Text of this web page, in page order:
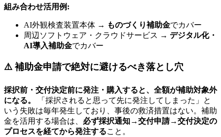
組み合わせ活用例:
AI外観検査装置本体 → ものづくり補助金でカバー
周辺ソフトウェア・クラウドサービス → デジタル化・
AI導入補助金でカバー
⚠️ 補助金申請で絶対に避けるべき落とし穴
採択前・交付決定前に発注・購入すると、全額が補助対象外
になる。
「採択されると思って先に発注してしまった」と
いう失敗は毎年発生しており、事後の救済措置はない。補助
金を活用する場合は、 必ず採択通知→交付申請→交付決定の
プロセスを経てから発注すること。